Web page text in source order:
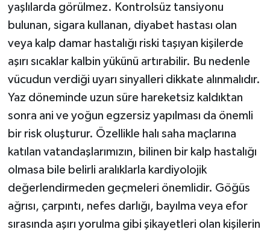
yaşlılarda görülmez. Kontrolsüz tansiyonu
bulunan, sigara kullanan, diyabet hastası olan
veya kalp damar hastalığı riski taşıyan kişilerde
aşırı sıcaklar kalbin yükünü artırabilir. Bu nedenle
vücudun verdiği uyarı sinyalleri dikkate alınmalıdır.
Yaz döneminde uzun süre hareketsiz kaldıktan
sonra ani ve yoğun egzersiz yapılması da önemli
bir risk oluşturur. Özellikle halı saha maçlarına
katılan vatandaşlarımızın, bilinen bir kalp hastalığı
olmasa bile belirli aralıklarla kardiyolojik
değerlendirmeden geçmeleri önemlidir. Göğüs
ağrısı, çarpıntı, nefes darlığı, bayılma veya efor
sırasında aşırı yorulma gibi şikayetleri olan kişilerin